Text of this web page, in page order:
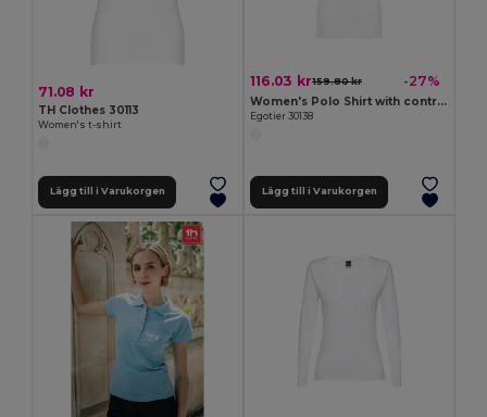
71.08 kr
TH Clothes 30113
Women's t-shirt
Lägg till i Varukorgen
116.03 kr159.80 kr -27%
Women's Polo Shirt with contrast colour trim and buttons
Egotier 30138
Lägg till i Varukorgen